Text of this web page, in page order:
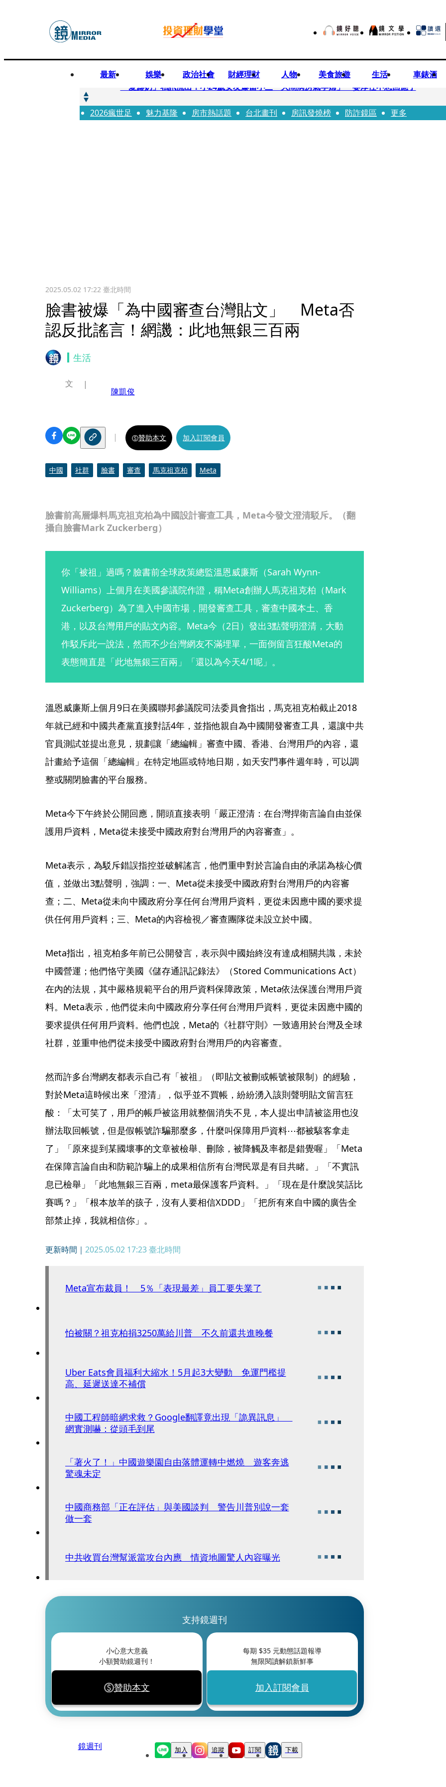
最新 娛樂 政治社會 財經理財 人物 美食旅遊 生活 車錶酒
快訊
「愛露奶」私訊流出！小24歲女友爆當小三「大鬧病房氣孕婦」 姜厚任不忍回應了
快訊
台玻夫人稱長子抑鬱輕生 兒媳譚以欣：若愛只在完全順從才給予，就不是無條件的愛
2026瘋世足 魅力基隆 房市熱話題 台北畫刊 房訊發燒榜 防詐鏡區 更多
2025.05.02 17:22臺北時間
臉書被爆「為中國審查台灣貼文」 Meta否
認反批謠言！網譏：此地無銀三百兩
生活
臉書前高層爆料馬克祖克柏為中國設計審查工具，Meta今發文澄清駁斥。（翻
攝自臉書Mark Zuckerberg）
文
陳凱俊
贊助本文 加入訂閱會員
中國 社群 臉書 審查 馬克祖克柏 Meta
你「被祖」過嗎？臉書前全球政策總監溫恩威廉斯（Sarah Wynn-
Williams）上個月在美國參議院作證，稱Meta創辦人馬克祖克柏（Mark
Zuckerberg）為了進入中國市場，開發審查工具，審查中國本土、香
港，以及台灣用戶的貼文內容。Meta今（2日）發出3點聲明澄清，大動
作駁斥此一說法，然而不少台灣網友不滿埋單，一面倒留言狂酸Meta的
表態簡直是「此地無銀三百兩」「還以為今天4/1呢」。
溫恩威廉斯上個月9日在美國聯邦參議院司法委員會指出，馬克祖克柏截止2018
年就已經和中國共產黨直接對話4年，並指他親自為中國開發審查工具，還讓中共
官員測試並提出意見，規劃讓「總編輯」審查中國、香港、台灣用戶的內容，還
計畫給予這個「總編輯」在特定地區或特地日期，如天安門事件週年時，可以調
整或關閉臉書的平台服務。
Meta今下午終於公開回應，開頭直接表明「嚴正澄清：在台灣捍衛言論自由並保
護用戶資料，Meta從未接受中國政府對台灣用戶的內容審查」。
Meta表示，為駁斥錯誤指控並破解謠言，他們重申對於言論自由的承諾為核心價
值，並做出3點聲明，強調：一、Meta從未接受中國政府對台灣用戶的內容審
查；二、Meta從未向中國政府分享任何台灣用戶資料，更從未因應中國的要求提
供任何用戶資料；三、Meta的內容檢視／審查團隊從未設立於中國。
Meta指出，祖克柏多年前已公開發言，表示與中國始終沒有達成相關共識，未於
中國營運；他們恪守美國《儲存通訊記錄法》（Stored Communications Act）
在內的法規，其中嚴格規範平台的用戶資料保障政策，Meta依法保護台灣用戶資
料。Meta表示，他們從未向中國政府分享任何台灣用戶資料，更從未因應中國的
要求提供任何用戶資料。他們也說，Meta的《社群守則》一致適用於台灣及全球
社群，並重申他們從未接受中國政府對台灣用戶的內容審查。
然而許多台灣網友都表示自己有「被祖」（即貼文被刪或帳號被限制）的經驗，
對於Meta這時候出來「澄清」，似乎並不買帳，紛紛湧入該則聲明貼文留言狂
酸：「太可笑了，用戶的帳戶被盜用就整個消失不見，本人提出申請被盜用也沒
辦法取回帳號，但是假帳號詐騙那麼多，什麼叫保障用戶資料⋯都被駭客拿走
了」「原來提到某國壞事的文章被檢舉、刪除，被降觸及率都是錯覺喔」「Meta
在保障言論自由和防範詐騙上的成果相信所有台灣民眾是有目共睹。」「不實訊
息已檢舉」「此地無銀三百兩，meta最保護客戶資料。」「現在是什麼說笑話比
賽嗎？」「根本放羊的孩子，沒有人要相信XDDD」「把所有來自中國的廣告全
部禁止掉，我就相信你」。
更新時間｜ 2025.05.02 17:23臺北時間
Meta宣布裁員！ 5％「表現最差」員工要失業了
怕被關？祖克柏捐3250萬給川普 不久前還共進晚餐
Uber Eats會員福利大縮水！5月起3大變動 免運門檻提
高、延遲送達不補償
中國工程師暗網求救？Google翻譯竟出現「詭異訊息」
網實測嚇：從頭毛到尾
「著火了！」中國遊樂園自由落體運轉中燃燒 遊客奔逃
驚魂未定
中國商務部「正在評估」與美國談判 警告川普別說一套
做一套
中共收買台灣幫派當攻台內應 情資地圖驚人內容曝光
支持鏡週刊
小心意大意義
小額贊助鏡週刊！
贊助本文
每期 $35元動態話題報導
無限閱讀解鎖新鮮事
加入訂閱會員
鏡週刊 加入 追蹤 訂閱 下載